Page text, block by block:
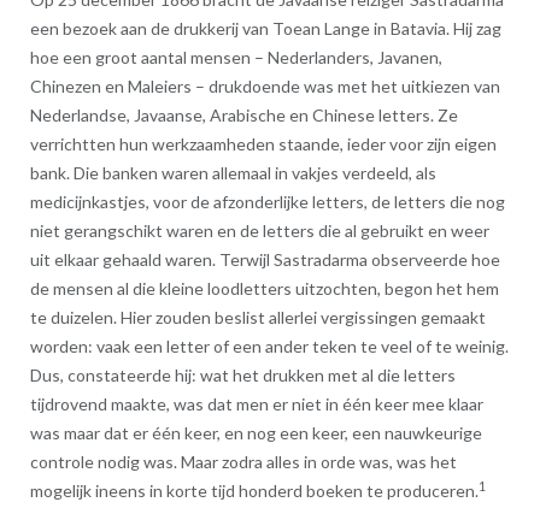
een bezoek aan de drukkerij van Toean Lange in Batavia. Hij zag
hoe een groot aantal mensen – Nederlanders, Javanen,
Chinezen en Maleiers – drukdoende was met het uitkiezen van
Nederlandse, Javaanse, Arabische en Chinese letters. Ze
verrichtten hun werkzaamheden staande, ieder voor zijn eigen
bank. Die banken waren allemaal in vakjes verdeeld, als
medicijnkastjes, voor de afzonderlijke letters, de letters die nog
niet gerangschikt waren en de letters die al gebruikt en weer
uit elkaar gehaald waren. Terwijl Sastradarma observeerde hoe
de mensen al die kleine loodletters uitzochten, begon het hem
te duizelen. Hier zouden beslist allerlei vergissingen gemaakt
worden: vaak een letter of een ander teken te veel of te weinig.
Dus, constateerde hij: wat het drukken met al die letters
tijdrovend maakte, was dat men er niet in één keer mee klaar
was maar dat er één keer, en nog een keer, een nauwkeurige
controle nodig was. Maar zodra alles in orde was, was het
mogelijk ineens in korte tijd honderd boeken te produceren.1